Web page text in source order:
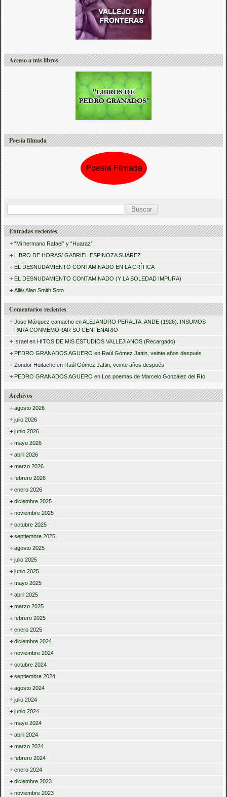
Acceso a mis libros
Poesía filmada
s
r
Entradas recientes
“Mi hermano Rafael” y “Huaraz”
LIBRO DE HORAS/ GABRIEL ESPINOZA SUÁREZ
EL DESNUDAMIENTO CONTAMINADO EN LA CRÍTICA
EL DESNUDAMIENTO CONTAMINADO (Y LA SOLEDAD IMPURA)
Allá/ Alan Smith Soto
Comentarios recientes
Jose Márquez camacho enALEJANDRO PERALTA, ANDE (1926). INSUMOS
PARA CONMEMORAR SU CENTENARIO
Israel en HITOS DE MIS ESTUDIOS VALLEJIANOS (Recargado)
PEDRO GRANADOS AGUERO en Raúl Gómez Jattin, veinte años después
Zondor Huitache en Raúl Gómez Jattin, veinte años después
PEDRO GRANADOS AGUERO en Los poemas de Marcelo González del Río
Archivos
agosto 2026
julio 2026
junio 2026
mayo 2026
abril 2026
marzo 2026
febrero 2026
enero 2026
diciembre 2025
noviembre 2025
octubre 2025
septiembre 2025
agosto 2025
julio 2025
junio 2025
mayo 2025
abril 2025
marzo 2025
febrero 2025
enero 2025
diciembre 2024
noviembre 2024
octubre 2024
septiembre 2024
agosto 2024
julio 2024
junio 2024
mayo 2024
abril 2024
marzo 2024
febrero 2024
enero 2024
diciembre 2023
noviembre 2023